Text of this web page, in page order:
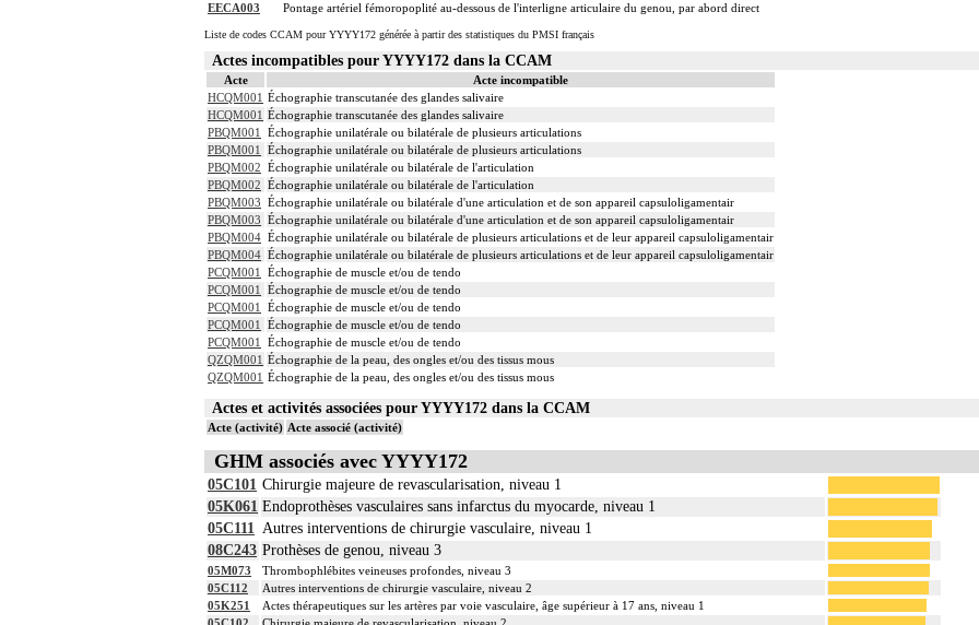
EECA003
Pontage artériel fémoropoplité au-dessous de l'interligne articulaire du genou, par abord direct
Liste de codes CCAM pour YYYY172 générée à partir des statistiques du PMSI français
Actes incompatibles pour YYYY172 dans la CCAM
Acte
Acte incompatible
HCQM001 Échographie transcutanée des glandes salivaire
HCQM001 Échographie transcutanée des glandes salivaire
PBQM001 Échographie unilatérale ou bilatérale de plusieurs articulations
PBQM001 Échographie unilatérale ou bilatérale de plusieurs articulations
PBQM002 Échographie unilatérale ou bilatérale de l'articulation
PBQM002 Échographie unilatérale ou bilatérale de l'articulation
PBQM003 Échographie unilatérale ou bilatérale d'une articulation et de son appareil capsuloligamentair
PBQM003 Échographie unilatérale ou bilatérale d'une articulation et de son appareil capsuloligamentair
PBQM004 Échographie unilatérale ou bilatérale de plusieurs articulations et de leur appareil capsuloligamentair
PBQM004 Échographie unilatérale ou bilatérale de plusieurs articulations et de leur appareil capsuloligamentair
PCQM001 Échographie de muscle et/ou de tendo
PCQM001 Échographie de muscle et/ou de tendo
PCQM001 Échographie de muscle et/ou de tendo
PCQM001 Échographie de muscle et/ou de tendo
PCQM001 Échographie de muscle et/ou de tendo
QZQM001 Échographie de la peau, des ongles et/ou des tissus mous
QZQM001 Échographie de la peau, des ongles et/ou des tissus mous
Actes et activités associées pour YYYY172 dans la CCAM
Acte (activité) Acte associé (activité)
GHM associés avec YYYY172
05C101 Chirurgie majeure de revascularisation, niveau 1
05K061 Endoprothèses vasculaires sans infarctus du myocarde, niveau 1
05C111 Autres interventions de chirurgie vasculaire, niveau 1
08C243 Prothèses de genou, niveau 3
05M073
Thrombophlébites veineuses profondes, niveau 3
05C112
Autres interventions de chirurgie vasculaire, niveau 2
05K251
Actes thérapeutiques sur les artères par voie vasculaire, âge supérieur à 17 ans, niveau 1